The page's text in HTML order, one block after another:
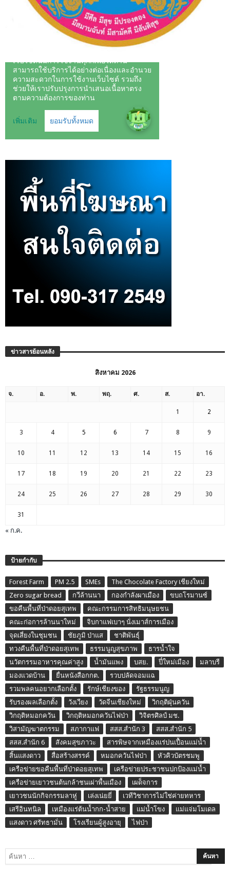
ข่าวสารย้อนหลัง
สิงหาคม 2026
จ. อ. พ. พฤ. ศ. ส. อา.
1 2
3 4 5 6 7 8 9
10 11 12 13 14 15 16
17 18 19 20 21 22 23
24 25 26 27 28 29 30
31
« ก.ค.
ป้ายกำกับ
Forest Farm PM 2.5 SMEs
The Chocolate Factory เชียงใหม่
Zero sugar bread
กวีล้านนา กองกำลังผาเมือง
ขบถโรมานซ์
ขอคืนพื้นที่ป่าดอยสุเทพ
คณะกรรมการสิทธิมนุษยชน
คณะก่อการล้านนาใหม่
จิบกาแฟเบาๆ นั่งเมาส์การเมือง
จุดเสี่ยงในชุมชน
ชัยภูมิ ป่าแส
ชาติพันธุ์
ทวงคืนพื้นที่ป่าดอยสุเทพ
ธรรมนูญสุขภาพ
ธารน้ำใจ
นวัตกรรมอาหารคุณค่าสูง
น้ำมันแพง บสย. ปี๋ใหม่เมือง
มลาบรี
มองแวดบ้าน
ยื่นหนังสือกกต.
รวบปลัดจอมแฉ
รวมพลคนอยากเลือกตั้ง
รักษ์เชียงของ
รัฐธรรมนูญ
รับรองผลเลือกตั้ง
วังเวียง วัดจีนเชียงใหม่
วิกฤติฝุ่นควัน
วิกฤติหมอกควัน
วิกฤติหมอกควันไฟป่า
วิจิตรศิลป์ มช.
วิสามัญฆาตกรรม
สภากาแฟ สสส.สำนัก 3
สสส.สำนัก 5
สสส.สำนัก 6
สังคมสุขภาวะ
สารพิษจากเหมืองแร่ปนเปื้อนแม่น้ำ
สิ้นแสงดาว
สื่อสร้างสรรค์ หมอกควันไฟป่า
หัวคิวบัตรชมพู
เครือข่ายขอคืนพื้นที่ป่าดอยสุเทพ
เครือข่ายประชาชนปกป้องแม่น้ำ
เครือข่ายเยาวชนต้นกล้าชนเผ่าพื้นเมือง
เผด็จการ
เยาวชนนักกิจกรรมลาหู่
เล่งเน่ยยี่
เวทีวิชาการไม่ใช่ค่ายทหาร
เสรีอินทนิล
เหมืองแร่ต้นน้ำกก-น้ำสาย แม่น้ำโขง
แม่แจ่มโมเดล
แสงดาว ศรัทธามั่น
โรงเรียนผู้สูงอายุ ไฟป่า